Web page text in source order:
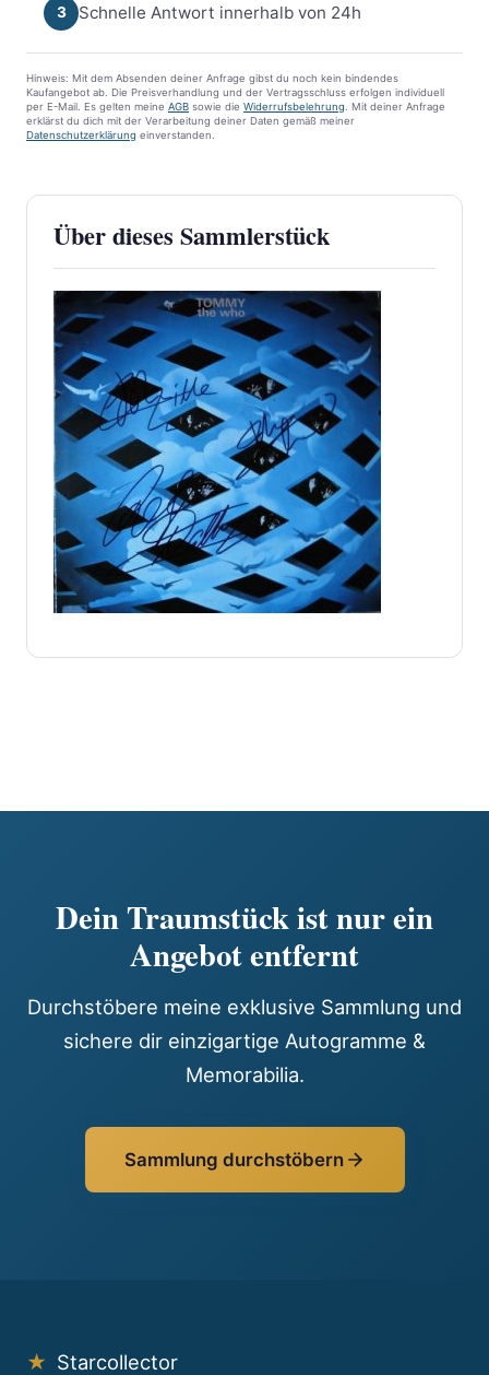
3 Schnelle Antwort innerhalb von 24h
Hinweis: Mit dem Absenden deiner Anfrage gibst du noch kein bindendes
Kaufangebot ab. Die Preisverhandlung und der Vertragsschluss erfolgen individuell
per E-Mail. Es gelten meine AGB sowie die Widerrufsbelehrung . Mit deiner Anfrage
erklärst du dich mit der Verarbeitung deiner Daten gemäß meiner
Datenschutzerklärung einverstanden.
Über dieses Sammlerstück
Dein Traumstück ist nur ein
Angebot entfernt
Durchstöbere meine exklusive Sammlung und
sichere dir einzigartige Autogramme &
Memorabilia.
Sammlung durchstöbern
★ Starcollector